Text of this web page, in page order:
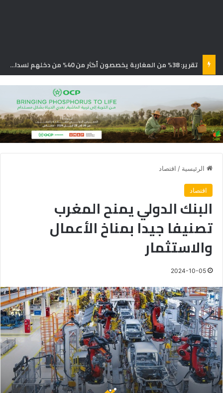
تقرير: 38% من المغاربة يخصصون أكثر من 40% من دخلهم لسداد القروض
الرئيسية / اقتصاد
اقتصاد
البنك الدولي يمنح المغرب
تصنيفا جيدا بمناخ الأعمال
والاستثمار
2024-10-05